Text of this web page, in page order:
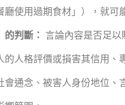
廳使用過期食材」），就可
的判斷： 言論內容是否足以
的人格評價或損害其信用、
會通念、被害人身份地位、